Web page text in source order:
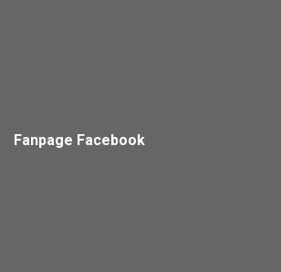
Fanpage Facebook